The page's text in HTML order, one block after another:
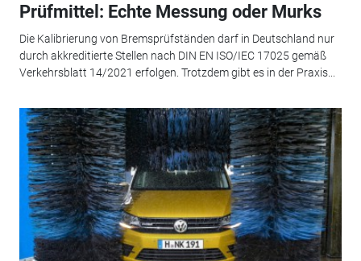
Prüfmittel: Echte Messung oder Murks
Die Kalibrierung von Bremsprüfständen darf in Deutschland nur
durch akkreditierte Stellen nach DIN EN ISO/IEC 17025 gemäß
Verkehrsblatt 14/2021 erfolgen. Trotzdem gibt es in der Praxis...